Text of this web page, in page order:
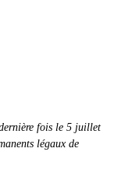
fois le 5 juillet
légaux de